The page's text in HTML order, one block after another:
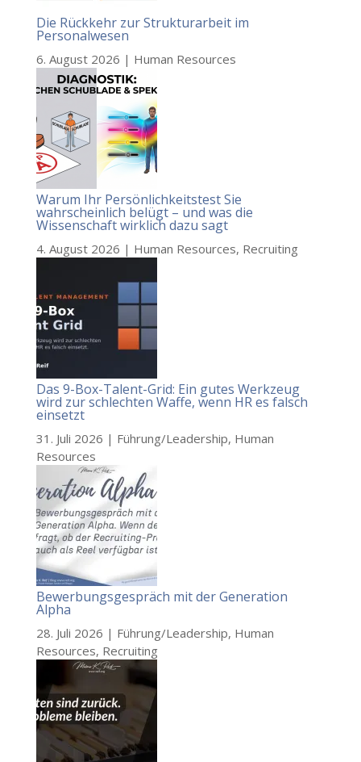
Die Rückkehr zur Strukturarbeit im
Personalwesen
6. August 2026 | Human Resources
Warum Ihr Persönlichkeitstest Sie
wahrscheinlich belügt – und was die
Wissenschaft wirklich dazu sagt
4. August 2026 | Human Resources, Recruiting
Das 9-Box-Talent-Grid: Ein gutes Werkzeug
wird zur schlechten Waffe, wenn HR es falsch
einsetzt
31. Juli 2026 | Führung/Leadership, Human
Resources
Bewerbungsgespräch mit der Generation
Alpha
28. Juli 2026 | Führung/Leadership, Human
Resources, Recruiting